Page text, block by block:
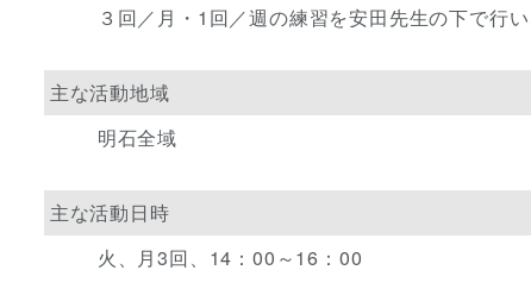
３回／月・1回／週の練習を安田先生の下で行
主な活動地域
明石全域
主な活動日時
火、月3回、14：00～16：00